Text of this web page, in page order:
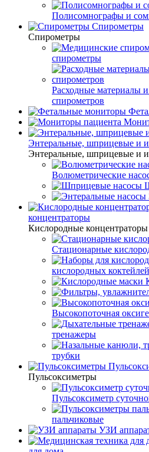
Полисомнографы и
Спирометры
Спирометры
спирометры
Расходные материалы
спирометров
Энтеральные, шприцевые и
Энтеральные, шприцевые и
Волюметрические
концентраторы
Кислородные концентраторы
Стационарные
кислородных коктейлей
Высокопоточная
тренажеры
трубки
Пульсоксиметры
Пульсоксиметр
пальчиковые
УЗИ